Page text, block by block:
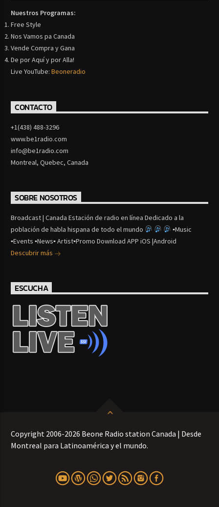
Nuestros Programas:
Free Style
Nos Vamos pa Canada
Vende Compra y Gana
De por Aquí y por Alla!
Live YouTube:Beoneradio
CONTACTO
+1(438) 488-3296
www.be1radio.com
info@be1radio.com
Montreal, Quebec, Canada
SOBRE NOSOTROS
Broadcast | Canada Estación de radio en línea Dedicado a la
población de habla hispana de todo el mundo
▪Music
▪Events ▪News▪ Artist▪Promo Download APP iOS |Android
Descubrir más
ESCUCHA
Copyright 2006-2026 Beone Radio station Canada | Desde
Montreal para Latinoamérica y el mundo.